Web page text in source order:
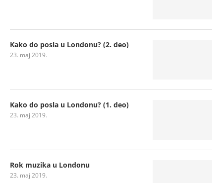
Kako do posla u Londonu? (2. deo)
23. maj 2019.
Kako do posla u Londonu? (1. deo)
23. maj 2019.
Rok muzika u Londonu
23. maj 2019.